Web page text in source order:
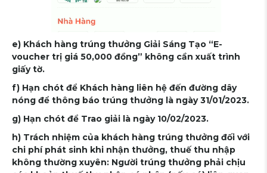
e) Khách hàng trúng thưởng Giải Sáng Tạo “E-
voucher trị giá 50,000 đồng” không cần xuất trình
giấy tờ.
f) Hạn chót để Khách hàng liên hệ đến đường dây
nóng để thông báo trúng thưởng là ngày 31/01/2023.
g) Hạn chót để Trao giải là ngày 10/02/2023.
h) Trách nhiệm của khách hàng trúng thưởng đối với
chi phí phát sinh khi nhận thưởng, thuế thu nhập
không thường xuyên: Người trúng thưởng phải chịu